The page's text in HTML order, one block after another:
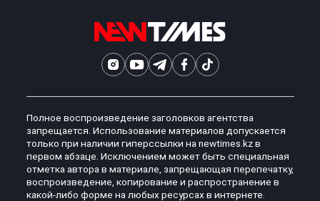
Полное воспроизведение заголовков агентства
запрещается. Использование материалов допускается
только при наличии гиперссылки на newtimes.kz в
первом абзаце. Исключением может быть специальная
отметка автора в материале, запрещающая перепечатку,
воспроизведение, копирование и распространение в
какой-либо форме на любых ресурсах в интернете.